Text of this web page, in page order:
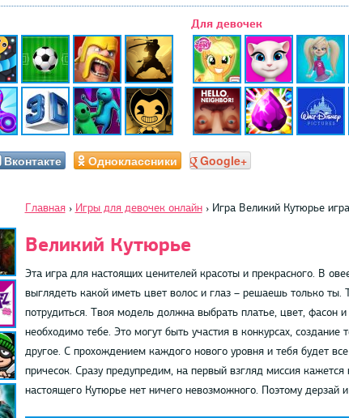
Для девочек
Вконтакте Одноклассники Google+
Главная › Игры для девочек онлайн › Игра Великий Кутюрье
Великий Кутюрье
Эта игра для настоящих ценителей красоты и прекрасного. В
выглядеть какой иметь цвет волос и глаз – решаешь только
потрудиться. Твоя модель должна выбрать платье, цвет, фасон
необходимо тебе. Это могут быть участия в конкурсах,
другое. С прохождением каждого нового уровня и тебя будет
причесок. Сразу предупредим, на первый взгляд миссия
настоящего Кутюрье нет ничего невозможного. Поэтому дерзай